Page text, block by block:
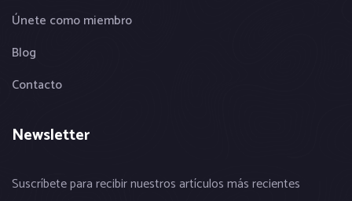
Únete como miembro
Blog
Contacto
Newsletter
Suscríbete para recibir nuestros artículos más recientes